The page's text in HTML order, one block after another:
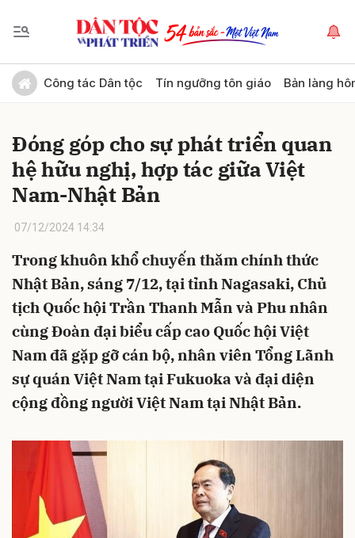
Công tác Dân tộc Tín ngưỡng tôn giáo Bản làng
Đóng góp cho sự phát triển quan
hệ hữu nghị, hợp tác giữa Việt
Nam-Nhật Bản
07/12/2024 14:34
Trong khuôn khổ chuyến thăm chính thức
Nhật Bản, sáng 7/12, tại tỉnh Nagasaki, Chủ
tịch Quốc hội Trần Thanh Mẫn và Phu nhân
cùng Đoàn đại biểu cấp cao Quốc hội Việt
Nam đã gặp gỡ cán bộ, nhân viên Tổng Lãnh
sự quán Việt Nam tại Fukuoka và đại diện
cộng đồng người Việt Nam tại Nhật Bản.
Gửi bình luận